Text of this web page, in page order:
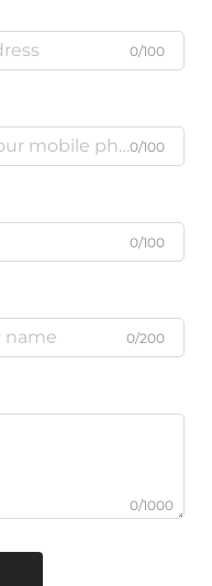
0/100
0/100
0/100
0/200
0/1000